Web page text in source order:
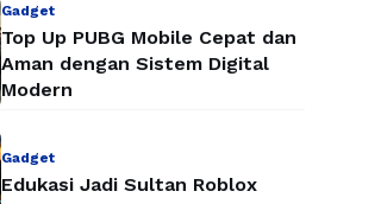
Gadget
Top Up PUBG Mobile Cepat dan
Aman dengan Sistem Digital
Modern
Gadget
Edukasi Jadi Sultan Roblox